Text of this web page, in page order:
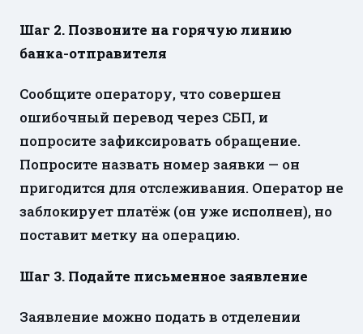
Шаг 2. Позвоните на горячую линию
банка-отправителя
Сообщите оператору, что совершен
ошибочный перевод через СБП, и
попросите зафиксировать обращение.
Попросите назвать номер заявки — он
пригодится для отслеживания. Оператор не
заблокирует платёж (он уже исполнен), но
поставит метку на операцию.
Шаг 3. Подайте письменное заявление
Заявление можно подать в отделении